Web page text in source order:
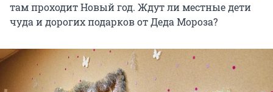
там проходит Новый год. Ждут ли местные дети
чуда и дорогих подарков от Деда Мороза?